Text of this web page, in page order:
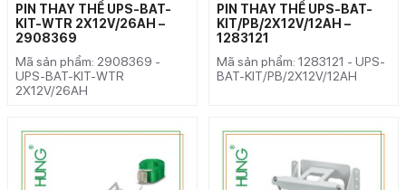
PIN THAY THẾ UPS-BAT-
KIT-WTR 2X12V/26AH –
2908369
Mã sản phẩm: 2908369 -
UPS-BAT-KIT-WTR
2X12V/26AH
PIN THAY THẾ UPS-BAT-
KIT/PB/2X12V/12AH –
1283121
Mã sản phẩm: 1283121 - UPS-
BAT-KIT/PB/2X12V/12AH